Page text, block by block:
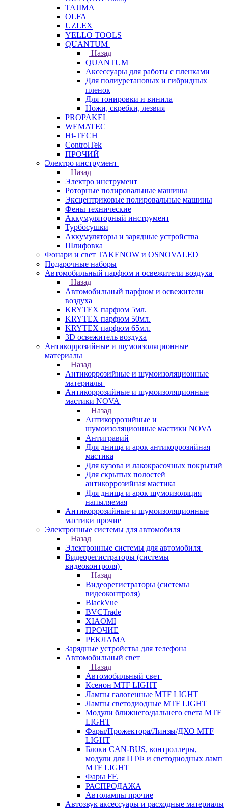
TAJIMA
OLFA
UZLEX
YELLO TOOLS
QUANTUM
Назад
QUANTUM
Аксессуары для работы с пленками
Для полиуретановых и гибридных
пленок
Для тонировки и винила
Ножи, скребки, лезвия
PROPAKEL
WEMATEC
Hi-TECH
ControlTek
ПРОЧИЙ
Электро инструмент
Назад
Электро инструмент
Роторные полировальные машины
Эксцентриковые полировальные машины
Фены технические
Аккумуляторный инструмент
Турбосушки
Аккумуляторы и зарядные устройства
Шлифовка
Фонари и свет TAKENOW и OSNOVALED
Подарочные наборы
Автомобильный парфюм и освежители воздуха
Назад
Автомобильный парфюм и освежители
воздуха
KRYTEX парфюм 5мл.
KRYTEX парфюм 50мл.
KRYTEX парфюм 65мл.
3D освежитель воздуха
Антикоррозийные и шумоизоляционные
материалы
Назад
Антикоррозийные и шумоизоляционные
материалы
Антикоррозийные и шумоизоляционные
мастики NOVA
Назад
Антикоррозийные и
шумоизоляционные мастики NOVA
Антигравий
Для днища и арок антикоррозийная
мастика
Для кузова и лакокрасочных покрытий
Для скрытых полостей
антикоррозийная мастика
Для днища и арок шумоизоляция
напыляемая
Антикоррозийные и шумоизоляционные
мастики прочие
Электронные системы для автомобиля
Назад
Электронные системы для автомобиля
Видеорегистраторы (системы
видеоконтроля)
Назад
Видеорегистраторы (системы
видеоконтроля)
BlackVue
BVCTrade
XIAOMI
ПРОЧИЕ
РЕКЛАМА
Зарядные устройства для телефона
Автомобильный свет
Назад
Автомобильный свет
Ксенон MTF LIGHT
Лампы галогенные MTF LIGHT
Лампы светодиодные MTF LIGHT
Модули ближнего/дальнего света MTF
LIGHT
Фары/Прожектора/Линзы/ДХО MTF
LIGHT
Блоки CAN-BUS, контроллеры,
модули для ПТФ и светодиодных ламп
MTF LIGHT
Фары FF.
РАСПРОДАЖА
Автолампы прочие
Автозвук аксессуары и расходные материалы